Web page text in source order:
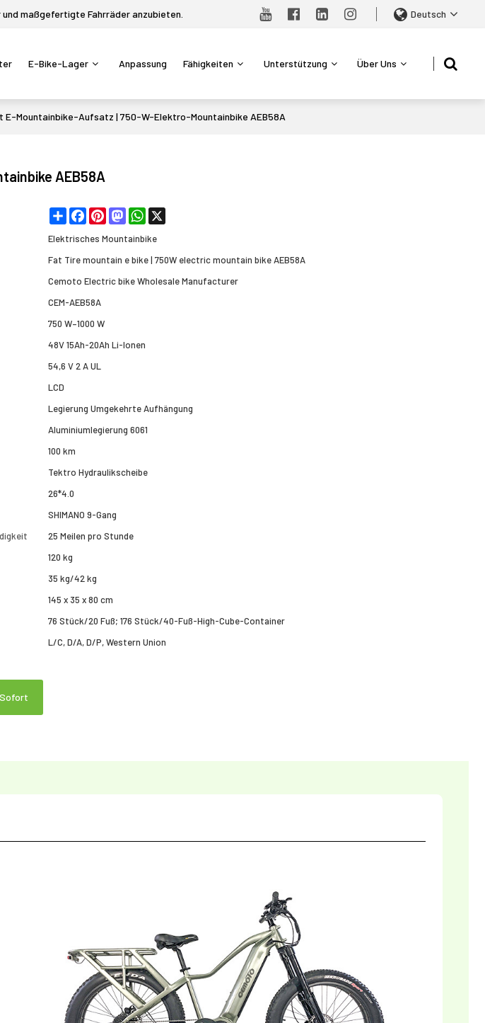
maßgefertigte Fahrräder anzubieten. Deutsch
E-Bike-Lager Anpassung Fähigkeiten Unterstützung Über Uns
E-Mountainbike-Aufsatz | 750-W-Elektro-Mountainbike AEB58A
AEB58A
ShareFacebookPinterestMastodonWhatsApp
Elektrisches Mountainbike
Fat Tire mountain e bike | 750W electric mountain bike AEB58A
Cemoto Electric bike Wholesale Manufacturer
CEM-AEB58A
750 W–1000 W
48V 15Ah-20Ah Li-Ionen
54,6 V 2 A UL
LCD
Legierung Umgekehrte Aufhängung
Aluminiumlegierung 6061
100 km
Tektro Hydraulikscheibe
26*4.0
SHIMANO 9-Gang
25 Meilen pro Stunde
120 kg
35 kg/42 kg
145 x 35 x 80 cm
76 Stück/20 Fuß; 176 Stück/40-Fuß-High-Cube-Container
L/C, D/A, D/P, Western Union